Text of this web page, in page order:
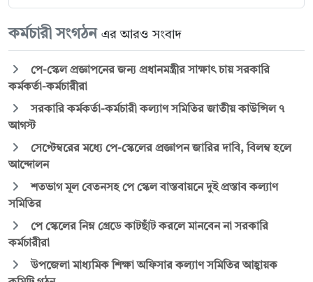
কর্মচারী সংগঠন এর আরও সংবাদ
পে-স্কেল প্রজ্ঞাপনের জন্য প্রধানমন্ত্রীর সাক্ষাৎ চায় সরকারি
কর্মকর্তা-কর্মচারীরা
সরকারি কর্মকর্তা-কর্মচারী কল্যাণ সমিতির জাতীয় কাউন্সিল ৭
আগস্ট
সেপ্টেম্বরের মধ্যে পে-স্কেলের প্রজ্ঞাপন জারির দাবি, বিলম্ব হলে
আন্দোলন
শতভাগ মূল বেতনসহ পে স্কেল বাস্তবায়নে দুই প্রস্তাব কল্যাণ
সমিতির
পে স্কেলের নিম্ন গ্রেডে কাটছাঁট করলে মানবেন না সরকারি
কর্মচারীরা
উপজেলা মাধ্যমিক শিক্ষা অফিসার কল্যাণ সমিতির আহ্বায়ক